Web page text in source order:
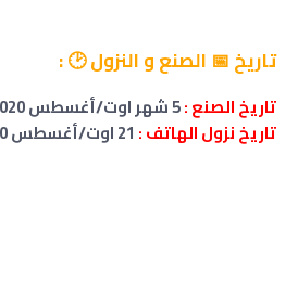
تاريخ 📅 الصنع و النزول 🕑 :
تاريخ الصنع :5شهر اوت/أغسطس 2020
تاريخ نزول الهاتف : 21اوت/أغسطس 2020